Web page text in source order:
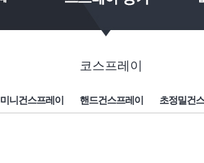
코스프레이
미니건스프레이 핸드건스프레이 초정밀건